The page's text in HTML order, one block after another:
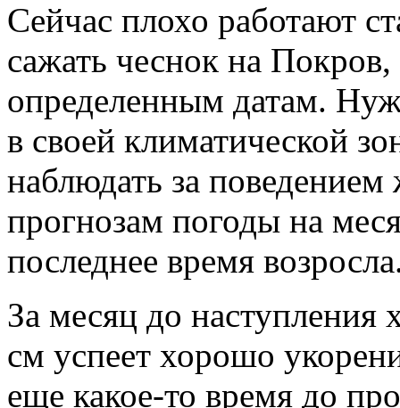
Сейчас плохо работают
сажать чеснок на Покров,
определенным датам.
в своей климатической
наблюдать за
прогнозам погоды на
последнее время
За месяц до наступления
см успеет хорошо
еще какое-то время до